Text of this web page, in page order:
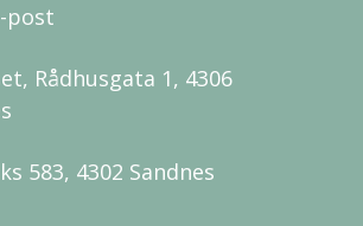
post
Rådhusgata 1, 4306
583, 4302 Sandnes